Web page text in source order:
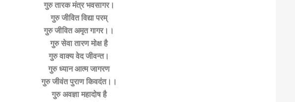
गुरु तारक मंत्र भवसागर।
गुरु जीवित विद्या परम्
गुरु जीवित अमृत गागर।।
गुरु सेवा तारण मोक्ष है
गुरु वाक्य वेद जीवन्त।
गुरु ध्यान आत्म जागरण
गुरु जीवंत पुराण किवदंत।।
गुरु अवज्ञा महादोष है